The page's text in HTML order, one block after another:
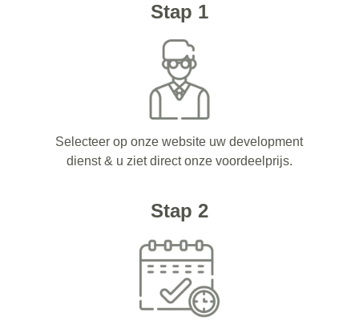
Stap 1
Selecteer op onze website uw development
dienst & u ziet direct onze voordeelprijs.
Stap 2